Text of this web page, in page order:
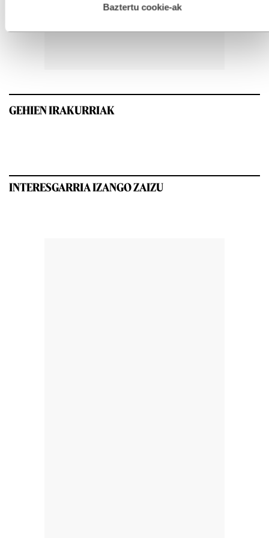
esplizitua ematen diguzu.Gehiago irakurri
Baztertu cookie-ak
GEHIEN IRAKURRIAK
INTERESGARRIA IZANGO ZAIZU